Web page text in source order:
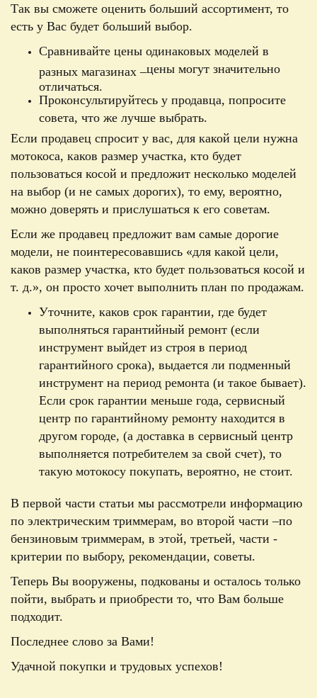
Так вы сможете оценить больший ассортимент, то
есть у Вас будет больший выбор.
Сравнивайте цены одинаковых моделей в
разных магазинах – цены могут значительно
отличаться.
Проконсультируйтесь у продавца, попросите
совета, что же лучше выбрать.
Если продавец спросит у вас, для какой цели нужна
мотокоса, каков размер участка, кто будет
пользоваться косой и предложит несколько моделей
на выбор (и не самых дорогих), то ему, вероятно,
можно доверять и прислушаться к его советам.
Если же продавец предложит вам самые дорогие
модели, не поинтересовавшись «для какой цели,
каков размер участка, кто будет пользоваться косой и
т. д.», он просто хочет выполнить план по продажам.
Уточните, каков срок гарантии, где будет
выполняться гарантийный ремонт (если
инструмент выйдет из строя в период
гарантийного срока), выдается ли подменный
инструмент на период ремонта (и такое бывает).
Если срок гарантии меньше года, сервисный
центр по гарантийному ремонту находится в
другом городе, (а доставка в сервисный центр
выполняется потребителем за свой счет), то
такую мотокосу покупать, вероятно, не стоит.
В первой части статьи мы рассмотрели информацию
по электрическим триммерам, во второй части –по
бензиновым триммерам, в этой, третьей, части -
критерии по выбору, рекомендации, советы.
Теперь Вы вооружены, подкованы и осталось только
пойти, выбрать и приобрести то, что Вам больше
подходит.
Последнее слово за Вами!
Удачной покупки и трудовых успехов!